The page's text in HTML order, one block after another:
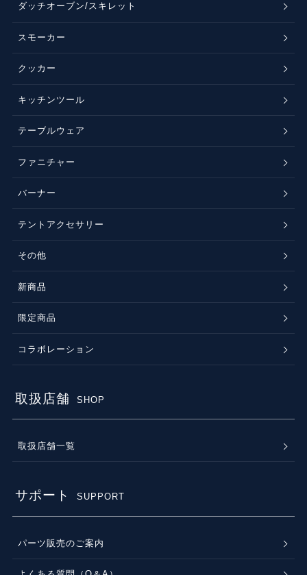
ダッチオーブン/スキレット
スモーカー
クッカー
キッチンツール
テーブルウェア
ファニチャー
バーナー
テントアクセサリー
その他
新商品
限定商品
コラボレーション
取扱店舗 SHOP
取扱店舗一覧
サポート SUPPORT
パーツ販売のご案内